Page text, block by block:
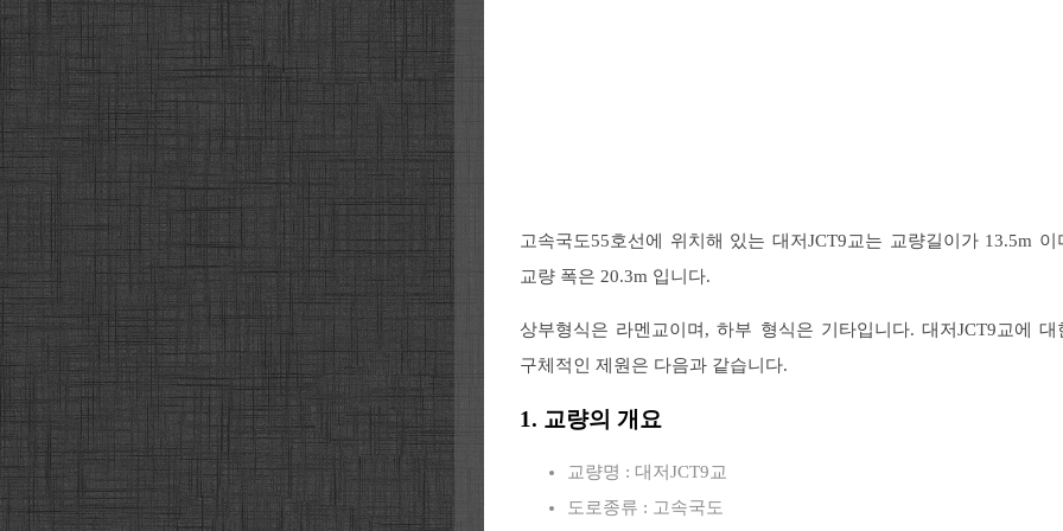
고속국도55호선에 위치해 있는 대저JCT9교는 교량길이가 13.5m 이
교량 폭은 20.3m 입니다.
상부형식은 라멘교이며, 하부 형식은 기타입니다. 대저JCT9교에 대
구체적인 제원은 다음과 같습니다.
1. 교량의 개요
교량명 : 대저JCT9교
도로종류 : 고속국도